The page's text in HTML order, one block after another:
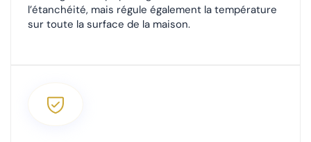
l’étanchéité, mais régule également la température
sur toute la surface de la maison.